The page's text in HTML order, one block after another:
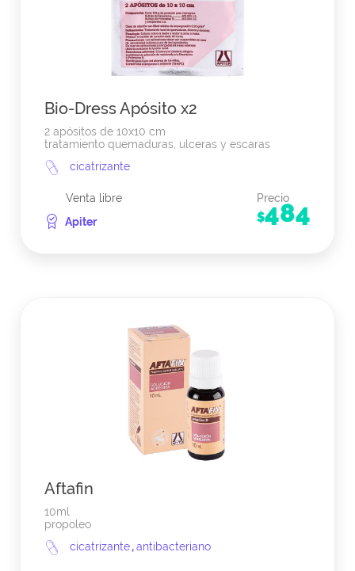
Bio-Dress Apósito x2
2 apósitos de 10x10 cm
tratamiento quemaduras, ulceras y escaras
cicatrizante
Venta libre
Apiter
Precio
$484
Aftafin
10ml
propoleo
cicatrizante,antibacteriano